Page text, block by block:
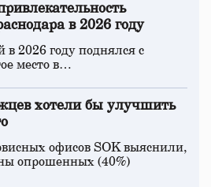
в 2026 году
в 2026 году поднялся с
место в…
хотели бы улучшить
офисов SOK выяснили,
опрошенных (40%)